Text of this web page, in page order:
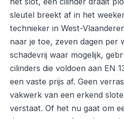
sleutel breekt af in het
technieker in West-
naar je toe, zeven dagen per
schadevrij waar mogelijk,
cilinders die voldoen aan EN
een vaste prijs af. Geen
vakwerk van een erkend
verstaat. Of het nu gaat om